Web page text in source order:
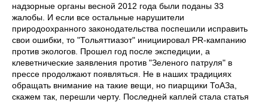
надзорные органы весной 2012 года были поданы 33
жалобы. И если все остальные нарушители
природоохранного законодательства поспешили исправить
свои ошибки, то "Тольяттиазот" инициировал PR-кампанию
против экологов. Прошел год после экспедиции, а
клеветнические заявления против "Зеленого патруля" в
прессе продолжают появляться. Не в наших традициях
обращать внимание на такие вещи, но пиарщики ТоАЗа,
скажем так, перешли черту. Последней каплей стала статья